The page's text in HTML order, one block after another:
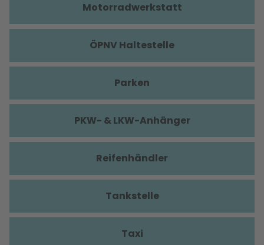
Motorradwerkstatt
ÖPNV Haltestelle
Parken
PKW- & LKW-Anhänger
Reifenhändler
Tankstelle
Taxi